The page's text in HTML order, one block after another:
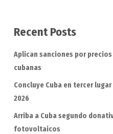
Recent Posts
Aplican sanciones por
cubanas
Concluye Cuba en tercer lugar
2026
Arriba a Cuba segundo
fotovoltaicos